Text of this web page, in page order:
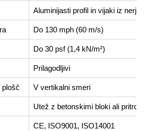
Aluminijasti profil in vijaki iz
Do 130 mph (60 m/s)
Do 30 psf (1,4 kN/m²)
Prilagodljivi
plošč V vertikalni smeri
Utež z betonskimi bloki ali
CE, ISO9001, ISO14001